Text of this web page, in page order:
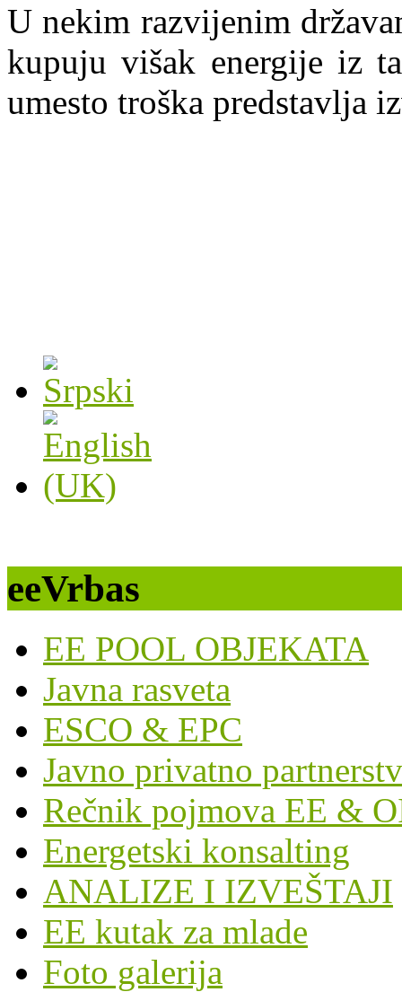
U nekim razvijenim
kupuju višak energije iz
umesto troška predstavlja
eeVrbas
EE POOL OBJEKATA
Javna rasveta
ESCO & EPC
Javno privatno
Rečnik pojmova EE &
Energetski konsalting
ANALIZE I IZVEŠTAJI
EE kutak za mlade
Foto galerija